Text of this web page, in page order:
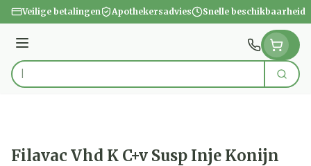
Ga naar de inhoud
Veilige betalingen Apothekersadvies Snelle beschikbaarheid
Menu
Product, merk, categorie... Zoek
Filavac Vhd K C+v Susp Inje Konijn